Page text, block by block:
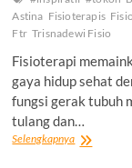
Astina Fisioterapis
Ftr Trisnadewi Fisio
Fisioterapi
gaya hidup sehat
fungsi gerak tubuh
tulang dan…
SelengkapnyaEntrepreneur